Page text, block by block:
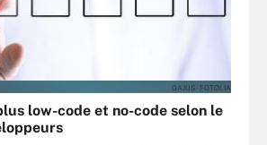
GAJUS - FOTOLIA
low-code et no-code selon le